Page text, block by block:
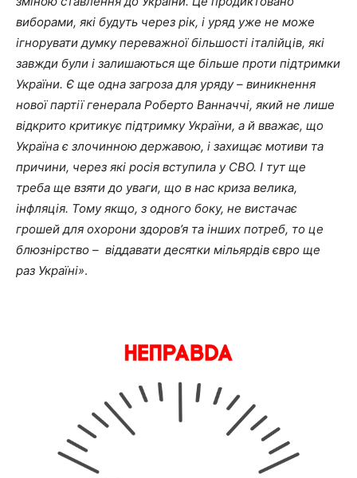
виборами, які будуть через рік, і уряд уже не може
ігнорувати думку переважної більшості італійців, які
завжди були і залишаються ще більше проти підтримки
України. Є ще одна загроза для уряду – виникнення
нової партії генерала Роберто Ванначчі, який не лише
відкрито критикує підтримку України, а й вважає, що
Україна є злочинною державою, і захищає мотиви та
причини, через які росія вступила у СВО. І тут ще
треба ще взяти до уваги, що в нас криза велика,
інфляція. Тому якщо, з одного боку, не вистачає
грошей для охорони здоров’я та інших потреб, то це
блюзнірство – віддавати десятки мільярдів євро ще
раз Україні».